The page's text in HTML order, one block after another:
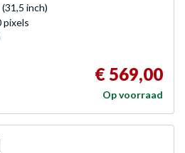
inch)
pixels
€ 569,00
Op voorraad